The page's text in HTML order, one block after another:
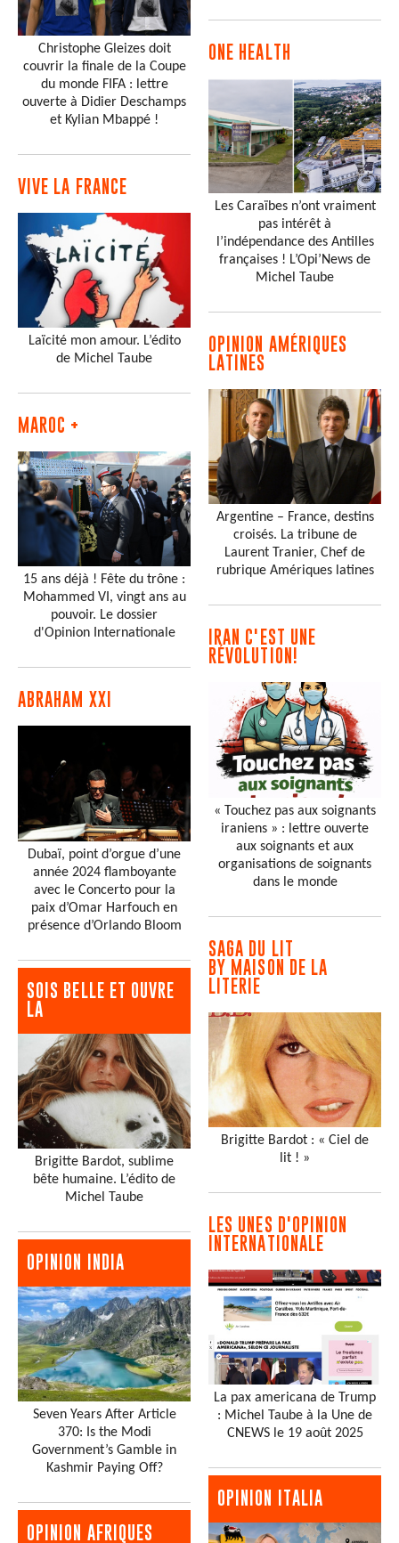
Christophe Gleizes doit
couvrir la finale de la Coupe
du monde FIFA : lettre
ouverte à Didier Deschamps
et Kylian Mbappé !
VIVE LA FRANCE
Laïcité mon amour. L’édito
de Michel Taube
MAROC +
15 ans déjà ! Fête du trône :
Mohammed VI, vingt ans au
pouvoir. Le dossier
d'Opinion Internationale
ABRAHAM XXI
Dubaï, point d’orgue d’une
année 2024 flamboyante
avec le Concerto pour la
paix d’Omar Harfouch en
présence d’Orlando Bloom
SOIS BELLE ET OUVRE
LA
Brigitte Bardot, sublime
bête humaine. L’édito de
Michel Taube
OPINION INDIA
Seven Years After Article
370: Is the Modi
Government’s Gamble in
Kashmir Paying Off?
OPINION AFRIQUES
ONE HEALTH
Les Caraïbes n’ont vraiment
pas intérêt à
l’indépendance des Antilles
françaises ! L’Opi’News de
Michel Taube
OPINION AMÉRIQUES
LATINES
Argentine – France, destins
croisés. La tribune de
Laurent Tranier, Chef de
rubrique Amériques latines
IRAN C'EST UNE
RÉVOLUTION!
« Touchez pas aux soignants
iraniens » : lettre ouverte
aux soignants et aux
organisations de soignants
dans le monde
SAGA DU LIT
BY MAISON DE LA
LITERIE
Brigitte Bardot : « Ciel de
lit ! »
LES UNES D'OPINION
INTERNATIONALE
La pax americana de Trump
: Michel Taube à la Une de
CNEWS le 19 août 2025
OPINION ITALIA